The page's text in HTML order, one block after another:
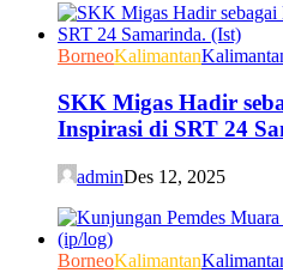
BorneoKalimantan
SKK Migas Hadir
Inspirasi di SRT 24
adminDes 12, 2025
BorneoKalimantan